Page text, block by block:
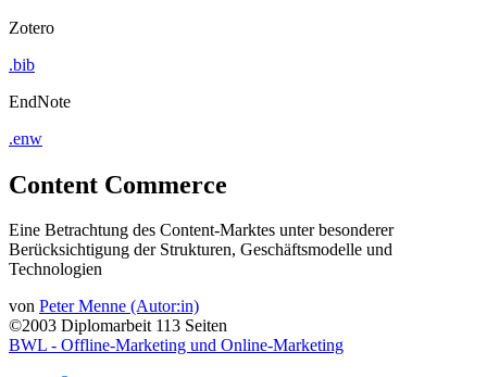
Zotero
.bib
EndNote
.enw
Content Commerce
Eine Betrachtung des Content-Marktes unter besonderer
Berücksichtigung der Strukturen, Geschäftsmodelle und
Technologien
von Peter Menne (Autor:in)
©2003 Diplomarbeit 113 Seiten
BWL - Offline-Marketing und Online-Marketing